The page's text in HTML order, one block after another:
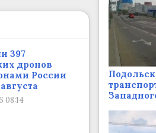
397
дронов
России
08:14